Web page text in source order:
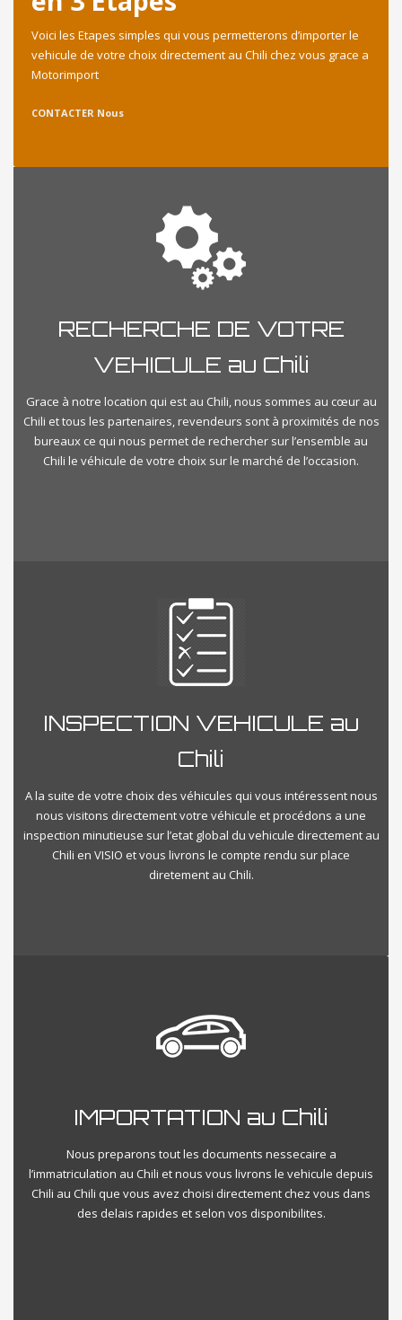
Voici les Etapes simples qui vous permetterons d’importer le
vehicule de votre choix directement au Chili chez vous grace a
Motorimport
CONTACTER Nous
RECHERCHE DE VOTRE
VEHICULE au Chili
Grace à notre location qui est au Chili, nous sommes au cœur au
Chili et tous les partenaires, revendeurs sont à proximités de nos
bureaux ce qui nous permet de rechercher sur l’ensemble au
Chili le véhicule de votre choix sur le marché de l’occasion.
INSPECTION VEHICULE au
Chili
A la suite de votre choix des véhicules qui vous intéressent nous
nous visitons directement votre véhicule et procédons a une
inspection minutieuse sur l’etat global du vehicule directement au
Chili en VISIO et vous livrons le compte rendu sur place
diretement au Chili.
IMPORTATION au Chili
Nous preparons tout les documents nessecaire a
l’immatriculation au Chili et nous vous livrons le vehicule depuis
Chili au Chili que vous avez choisi directement chez vous dans
des delais rapides et selon vos disponibilites.